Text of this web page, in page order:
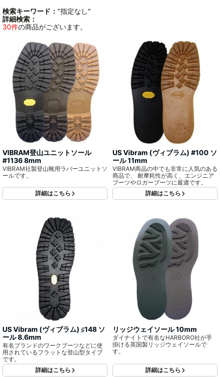
検索キーワード： "指定なし"
詳細検索：
30件の商品がございます。
VIBRAM登山ユニットソール
#1136 8mm
VIBRAM社製登山靴用ラバーユニットソ
ールです。
詳細はこちら
US Vibram (ヴィブラム) #100 ソ
ール 11mm
VIBRAM商品の中でも非常に人気のある
商品で、 耐摩耗性が高く、エンジニア
ブーツやロガーブーツに最適です。
詳細はこちら
US Vibram (ヴィブラム) ♯148 ソ
ール 8.6mm
有名ブランドのワークブーツなどに使
用されているフラットな登山型タイプ
です。
詳細はこちら
リッジウェイソール 10mm
ダイナイトで有名なHARBORO社が手
掛ける英国製リッジウェイソールで
す。
詳細はこちら